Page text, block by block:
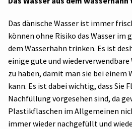
Das dänische Wasser ist immer
können ohne Risiko das Wasser im
dem Wasserhahn trinken. Es ist
einige gute und
zu haben, damit man sie bei einem
kann. Es ist dabei wichtig, dass Sie
Nachfüllung vorgesehen sind, da
Plastikflaschen im Allgemeinen
immer wieder nachgefüllt und